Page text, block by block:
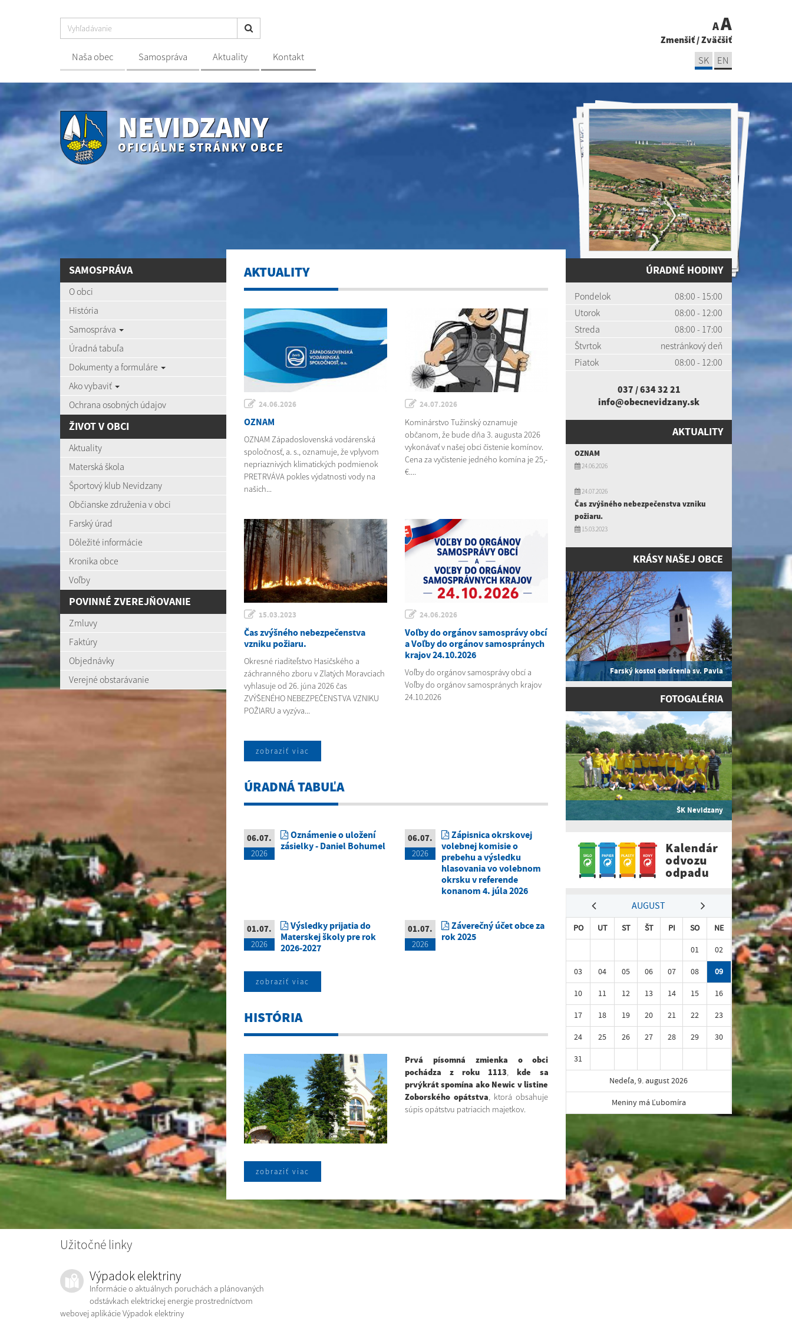
Naša obec Samospráva Aktuality Kontakt
AA
Zmenšiť/Zväčšiť
SK EN
NEVIDZANY
OFICIÁLNE STRÁNKY OBCE
SAMOSPRÁVA
O obci
História
Samospráva
Úradná tabuľa
Dokumenty a formuláre
Ako vybaviť
Ochrana osobných údajov
ŽIVOT V OBCI
Aktuality
Materská škola
Športový klub Nevidzany
Občianske združenia v obci
Farský úrad
Dôležité informácie
Kronika obce
Voľby
POVINNÉ ZVEREJŇOVANIE
Zmluvy
Faktúry
Objednávky
Verejné obstarávanie
AKTUALITY
24.06.2026
OZNAM
OZNAM Západoslovenská vodárenská
spoločnosť, a. s., oznamuje, že vplyvom
nepriaznivých klimatických podmienok
PRETRVÁVA pokles výdatnosti vody na
našich...
24.07.2026
Kominárstvo Tužinský oznamuje
občanom, že bude dňa 3. augusta 2026
vykonávať v našej obci čistenie komínov.
Cena za vyčistenie jedného komína je 25,-
€....
15.03.2023
Čas zvýšného nebezpečenstva
vzniku požiaru.
Okresné riaditeľstvo Hasičského a
záchranného zboru v Zlatých Moravciach
vyhlasuje od 26. júna 2026 čas
ZVÝŠENÉHO NEBEZPEČENSTVA VZNIKU
POŽIARU a vyzýva...
24.06.2026
Voľby do orgánov samosprávy obcí
a Voľby do orgánov samospránych
krajov 24.10.2026
Voľby do orgánov samosprávy obcí a
Voľby do orgánov samospránych krajov
24.10.2026
zobraziť viac
ÚRADNÁ TABUĽA
06.07.
2026
Oznámenie o uložení
zásielky - Daniel Bohumel
06.07.
2026
Zápisnica okrskovej
volebnej komisie o
prebehu a výsledku
hlasovania vo volebnom
okrsku v referende
konanom 4. júla 2026
01.07.
2026
Výsledky prijatia do
Materskej školy pre rok
2026-2027
01.07.
2026
Záverečný účet obce za
rok 2025
zobraziť viac
HISTÓRIA
Prvá písomná zmienka o obci
pochádza z roku 1113,kde sa
prvýkrát spomína ako Newic v listine
Zoborského opátstva, ktorá obsahuje
súpis opátstvu patriacich majetkov.
zobraziť viac
ÚRADNÉ HODINY
Pondelok
08:00 - 15:00
Utorok
08:00 - 12:00
Streda
08:00 - 17:00
Štvrtok
nestránkový deň
Piatok
08:00 - 12:00
037 / 634 32 21
info@obecnevidzany.sk
AKTUALITY
OZNAM
24.06.2026
24.07.2026
Čas zvýšného nebezpečenstva vzniku
požiaru.
15.03.2023
KRÁSY NAŠEJ OBCE
Farský kostol obrátenia sv. Pavla
FOTOGALÉRIA
ŠK Nevidzany
AUGUST
PO UT ST ŠT PI SO
NE
01
02
03
04 05 06 07 08
09
10
11 12 13 14 15
16
17
18 19 20 21 22
23
24
25 26 27 28 29
30
31
Nedeľa, 9. august 2026
Meniny má Ľubomíra
Užitočné linky
Výpadok elektriny
Informácie o aktuálnych poruchách a plánovaných
odstávkach elektrickej energie prostredníctvom
webovej aplikácie Výpadok elektriny